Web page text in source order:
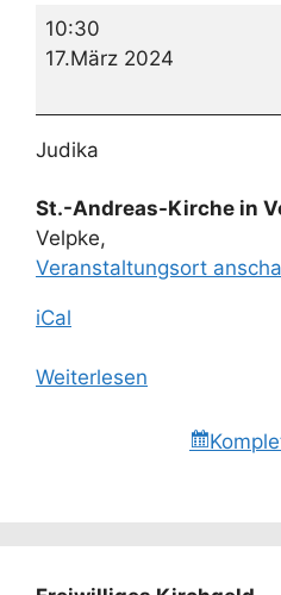
Gottesdienst
10:30
17.März 2024
Judika
St.-Andreas-Kirche in
Velpke,
Veranstaltungsort
iCal
Weiterlesen